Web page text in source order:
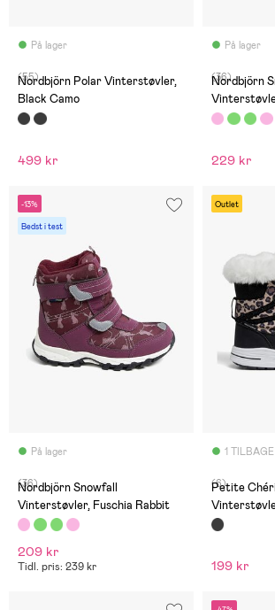
På lager
(55)
Nordbjörn Polar Vinterstøvler,
Black Camo
499 kr
På lager
(36)
Nordbjörn
229 kr
-13%
Bedst i test
På lager
(36)
Nordbjörn Snowfall
Vinterstøvler, Fuschia Rabbit
209 kr
Tidl. pris: 239 kr
Outlet
1 TILBAGE
(6)
Petite
199 kr